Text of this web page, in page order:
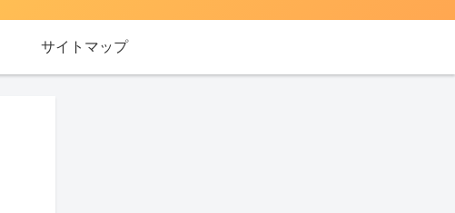
サイトマップ